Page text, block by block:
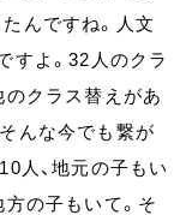
んですね。人文
すよ。32人のクラ
のクラス替えがあ
んな今でも繋が
人、地元の子もい
方の子もいて。そ